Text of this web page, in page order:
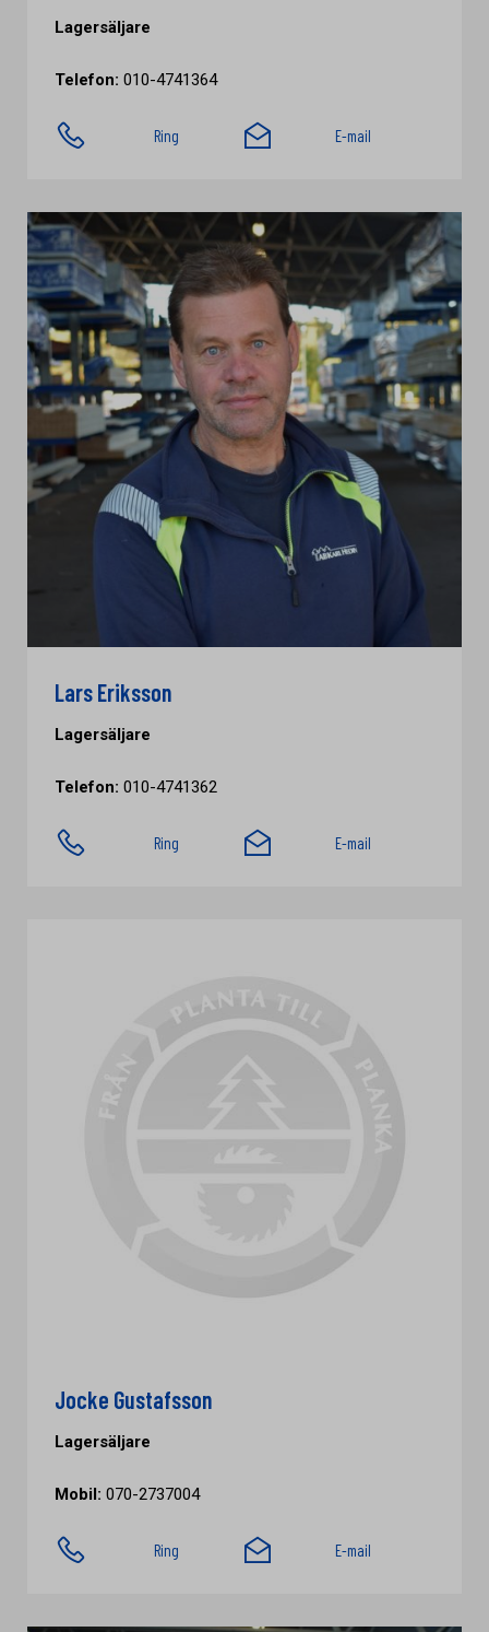
Lagersäljare
Telefon: 010-4741364
Ring E-mail
Lars Eriksson
Lagersäljare
Telefon: 010-4741362
Ring E-mail
Jocke Gustafsson
Lagersäljare
Mobil: 070-2737004
Ring E-mail